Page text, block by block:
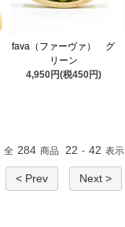
fava（ファーヴァ） グ
リーン
4,950円(税450円)
全 284 商品 22 - 42 表示
< Prev Next >